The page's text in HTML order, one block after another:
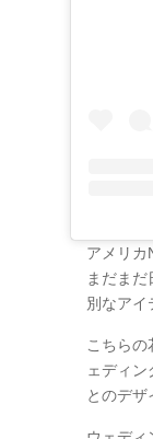
アメリカ
まだま
別なアイ
こちら
ェディ
とのデ